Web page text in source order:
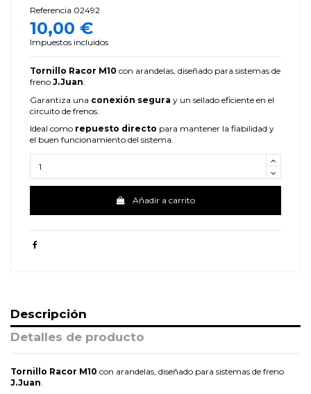
Referencia 02492
10,00 €
Impuestos incluidos
Tornillo Racor M10 con arandelas, diseñado para sistemas de
freno J.Juan.
Garantiza una conexión segura y un sellado eficiente en el
circuito de frenos.
Ideal como repuesto directo para mantener la fiabilidad y
el buen funcionamiento del sistema.
Añadir a carrito
Descripción
Detalles de producto
Tornillo Racor M10 con arandelas, diseñado para sistemas de freno
J.Juan